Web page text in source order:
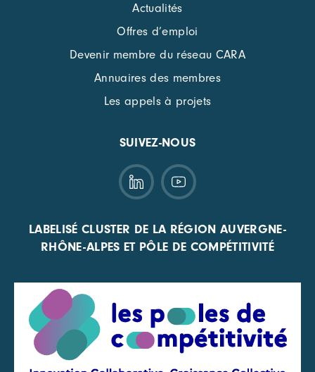
Actualités
Offres d’emploi
Devenir membre du réseau CARA
Annuaires des membres
Les appels à projets
SUIVEZ-NOUS
LABELISÉ CLUSTER DE LA RÉGION AUVERGNE-
RHÔNE-ALPES ET PÔLE DE COMPÉTITIVITÉ